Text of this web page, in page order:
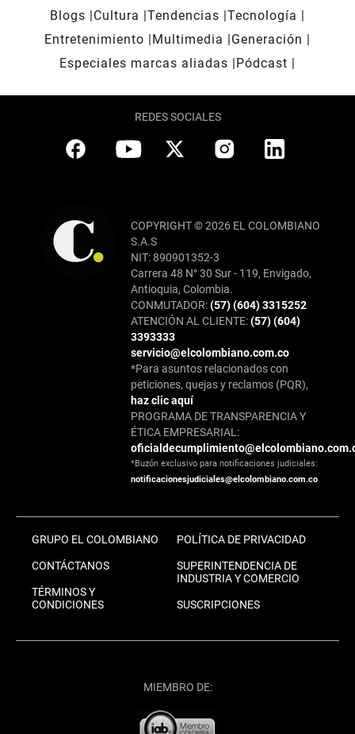
Blogs
Cultura Tendencias Tecnología
Entretenimiento
Multimedia
Generación
Especiales marcas aliadas
Pódcast
REDES SOCIALES
COPYRIGHT © 2026 EL COLOMBIANO
S.A.S
NIT: 890901352-3
Carrera 48 N° 30 Sur - 119, Envigado,
Antioquia, Colombia.
CONMUTADOR:(57) (604) 3315252
ATENCIÓN AL CLIENTE:(57) (604)
3393333
servicio@elcolombiano.com.co
*Para asuntos relacionados con
peticiones, quejas y reclamos (PQR),
haz clic aquí
PROGRAMA DE TRANSPARENCIA Y
ÉTICA EMPRESARIAL:
*Buzón exclusivo para notificaciones judiciales:
notificacionesjudiciales@elcolombiano.com.co
GRUPO EL COLOMBIANO
CONTÁCTANOS
TÉRMINOS Y
CONDICIONES
POLÍTICA DE PRIVACIDAD
SUPERINTENDENCIA DE
INDUSTRIA Y COMERCIO
SUSCRIPCIONES
MIEMBRO DE: